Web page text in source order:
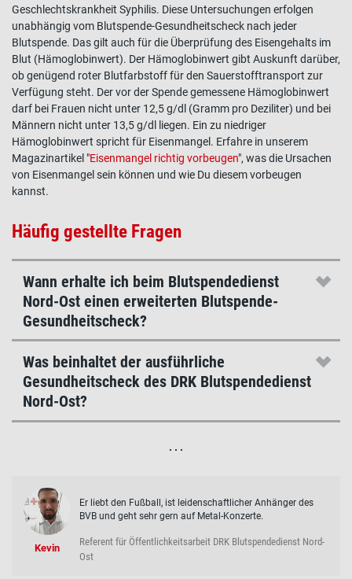
Geschlechtskrankheit Syphilis. Diese Untersuchungen erfolgen
unabhängig vom Blutspende-Gesundheitscheck nach jeder
Blutspende. Das gilt auch für die Überprüfung des Eisengehalts im
Blut (Hämoglobinwert). Der Hämoglobinwert gibt Auskunft darüber,
ob genügend roter Blutfarbstoff für den Sauerstofftransport zur
Verfügung steht. Der vor der Spende gemessene Hämoglobinwert
darf bei Frauen nicht unter 12,5 g/dl (Gramm pro Deziliter) und bei
Männern nicht unter 13,5 g/dl liegen. Ein zu niedriger
Hämoglobinwert spricht für Eisenmangel. Erfahre in unserem
Magazinartikel "Eisenmangel richtig vorbeugen", was die Ursachen
von Eisenmangel sein können und wie Du diesem vorbeugen
kannst.
Häufig gestellte Fragen
Wann erhalte ich beim Blutspendedienst
Nord-Ost einen erweiterten Blutspende-
Gesundheitscheck?
Was beinhaltet der ausführliche
Gesundheitscheck des DRK Blutspendedienst
Nord-Ost?
. . .
Kevin
Er liebt den Fußball, ist leidenschaftlicher Anhänger des
BVB und geht sehr gern auf Metal-Konzerte.
Referent für Öffentlichkeitsarbeit DRK Blutspendedienst Nord-
Ost